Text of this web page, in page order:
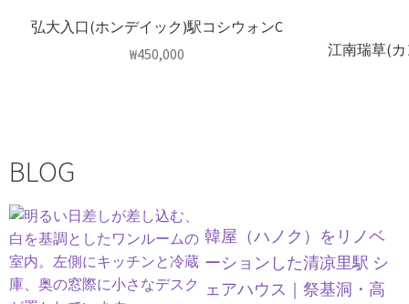
弘大入口(ホンデイック)駅コシウォンC
₩450,000 江南瑞草(
BLOG
韓屋（ハノク）をリノベ
ーションした清凉里駅 シ
ェアハウス｜祭基洞・高